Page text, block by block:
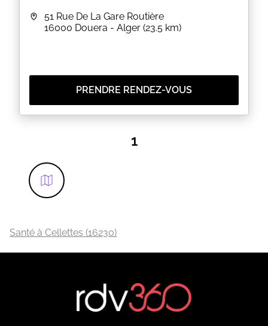
51 Rue De La Gare Routière
16000 Douera - Alger (23.5 km)
PRENDRE RENDEZ-VOUS
1
Santé à Cellettes (16230)